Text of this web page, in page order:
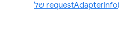
הוצאה משימוש של requestAdapterInfo()‎ של